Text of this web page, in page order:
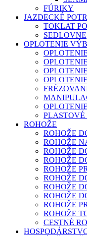
FÚRIKY
JAZDECKÉ
TOKLAT
SEDLOVNE
OPLOTENIE
ROHOŽE
ROHOŽE
ROHOŽE
ROHOŽE
ROHOŽE
ROHOŽE
ROHOŽE
ROHOŽE
ROHOŽE
ROHOŽE
ROHOŽE
CESTNÉ